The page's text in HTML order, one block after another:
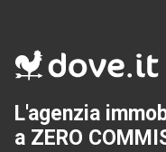
L'agenzia
a ZERO